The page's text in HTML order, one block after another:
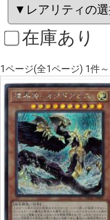
在庫あり
1ページ(全1ページ) 1件